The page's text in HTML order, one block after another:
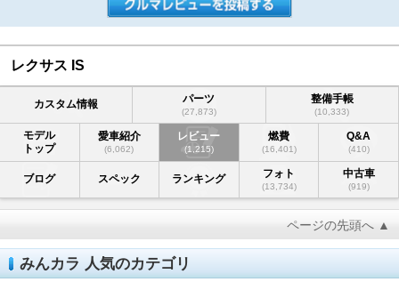
レクサス IS
カスタム情報 パーツ
(27,873)
整備手帳
(10,333)
モデル
トップ
愛車紹介
(6,062)
レビュー
(1,215)
燃費
(16,401)
Q&A
(410)
ブログ スペック ランキング フォト
(13,734)
中古車
(919)
ページの先頭へ ▲
みんカラ 人気のカテゴリ